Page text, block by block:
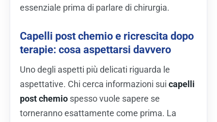
essenziale prima di parlare di chirurgia.
Capelli post chemio e ricrescita dopo
terapie: cosa aspettarsi davvero
Uno degli aspetti più delicati riguarda le
aspettative. Chi cerca informazioni sui capelli
post chemio spesso vuole sapere se
torneranno esattamente come prima. La